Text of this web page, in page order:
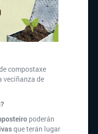
compostaxe
veciñanza de
poderán
que terán lugar